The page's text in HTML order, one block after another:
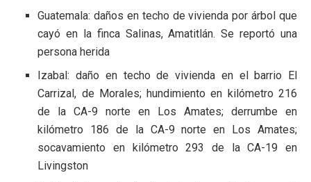
Guatemala: daños en techo de vivienda por árbol que
cayó en la finca Salinas, Amatitlán. Se reportó una
persona herida
Izabal: daño en techo de vivienda en el barrio El
Carrizal, de Morales; hundimiento en kilómetro 216
de la CA-9 norte en Los Amates; derrumbe en
kilómetro 186 de la CA-9 norte en Los Amates;
socavamiento en kilómetro 293 de la CA-19 en
Livingston